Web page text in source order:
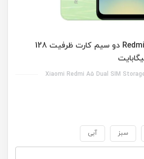
شیائومی مدل Redmi A5 دو سیم کارت ظرفیت 128
Xiaomi Redmi A5 Dual SIM
سبز آبی